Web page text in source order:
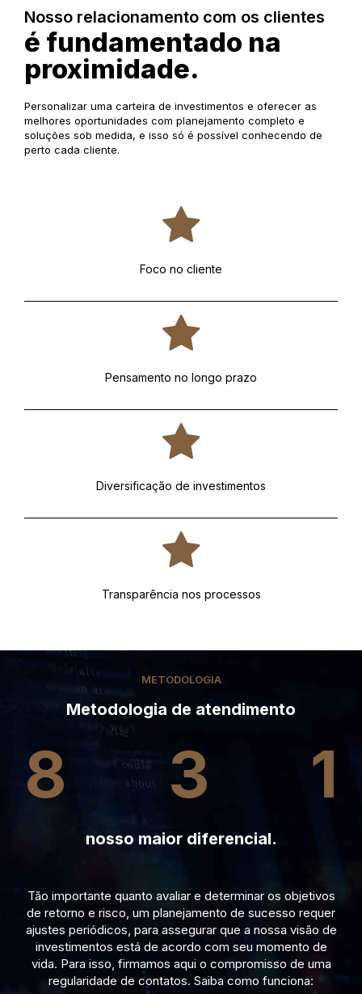
Nosso relacionamento com os clientes
é fundamentado na
proximidade.
Personalizar uma carteira de investimentos e oferecer as
melhores oportunidades com planejamento completo e
soluções sob medida, e isso só é possível conhecendo de
perto cada cliente.
Foco no cliente
Pensamento no longo prazo
Diversificação de investimentos
Transparência nos processos
METODOLOGIA
Metodologia de atendimento
8 3 1
nosso maior diferencial.
Tão importante quanto avaliar e determinar os objetivos
de retorno e risco, um planejamento de sucesso requer
ajustes periódicos, para assegurar que a nossa visão de
investimentos está de acordo com seu momento de
vida. Para isso, firmamos aqui o compromisso de uma
regularidade de contatos. Saiba como funciona: